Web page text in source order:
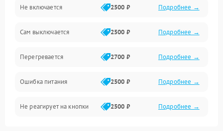
Не включается 2500 ₽ Подробнее →
Сам выключается 2500 ₽ Подробнее →
Перегревается 2700 ₽ Подробнее →
Ошибка питания 2500 ₽ Подробнее →
Не реагирует на кнопки 2500 ₽ Подробнее →